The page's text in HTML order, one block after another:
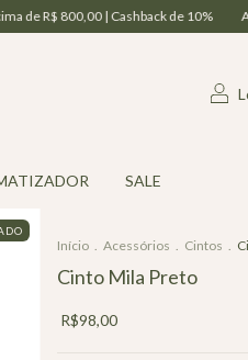
| Cashback de 10% Assine a
SALE
Início . Acessórios . Cintos .
Cinto Mila Preto
R$98,00